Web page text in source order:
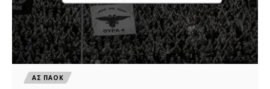
ΑΣ ΠΑΟΚ